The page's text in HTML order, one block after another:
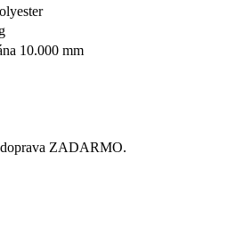
10.000 mm
ZADARMO.